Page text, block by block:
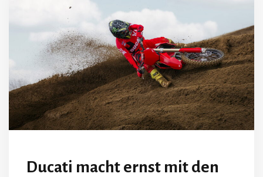
Ducati macht ernst mit den